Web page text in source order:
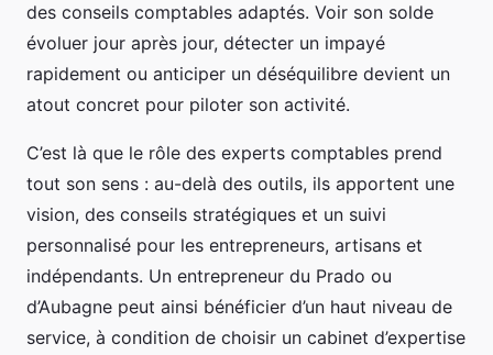
des conseils comptables adaptés. Voir son solde
évoluer jour après jour, détecter un impayé
rapidement ou anticiper un déséquilibre devient un
atout concret pour piloter son activité.
C’est là que le rôle des experts comptables prend
tout son sens : au-delà des outils, ils apportent une
vision, des conseils stratégiques et un suivi
personnalisé pour les entrepreneurs, artisans et
indépendants. Un entrepreneur du Prado ou
d’Aubagne peut ainsi bénéficier d’un haut niveau de
service, à condition de choisir un cabinet d’expertise